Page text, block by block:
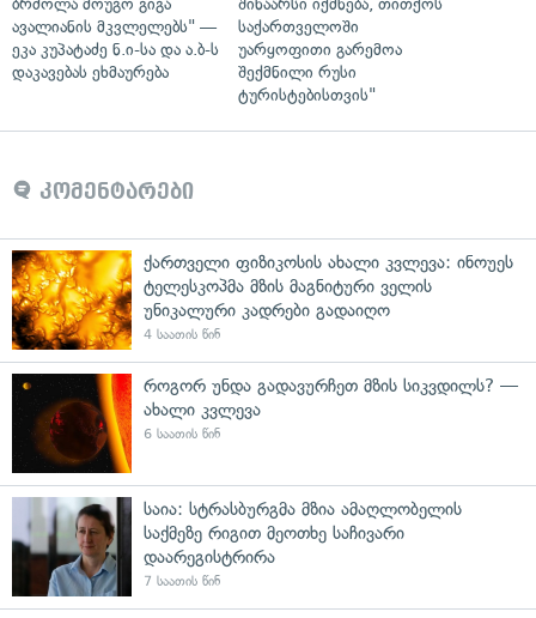
ავალიანის მკვლელებს" —
ეკა კუპატაძე ნ.ი-სა და ა.ბ-ს
დაკავებას ეხმაურება
საქართველოში
უარყოფითი გარემოა
შექმნილი რუსი
ტურისტებისთვის"
კომენტარები
ქართველი ფიზიკოსის ახალი კვლევა: ინოუეს
ტელესკოპმა მზის მაგნიტური ველის
უნიკალური კადრები გადაიღო
4 საათის წინ
როგორ უნდა გადავურჩეთ მზის სიკვდილს? —
ახალი კვლევა
6 საათის წინ
საია: სტრასბურგმა მზია ამაღლობელის
საქმეზე რიგით მეოთხე საჩივარი
დაარეგისტრირა
7 საათის წინ